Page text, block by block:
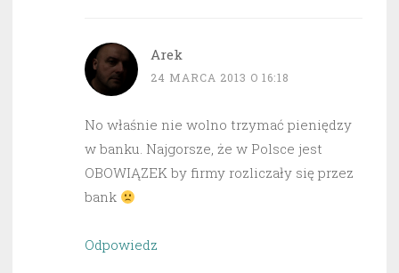
Arek
24 MARCA 2013 O 16:18
No właśnie nie wolno trzymać pieniędzy
w banku. Najgorsze, że w Polsce jest
OBOWIĄZEK by firmy rozliczały się przez
bank
Odpowiedz